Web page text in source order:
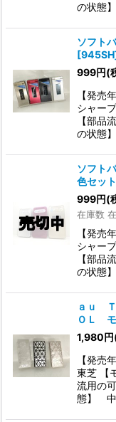
の状態
ソフト
[945SH
999円(
【発
シャー
【部
の状態
ソフト
色セット
999円(
在庫数
【発
シャー
【部
の状態
ａｕ
ＯＬ
1,980円
【発
東芝 【
流用の
態】 中